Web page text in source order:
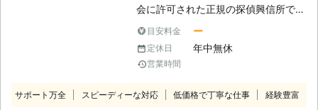
連絡ください。
でのご相談が難しい方は、インターネ
ットからでも対応しておりますので、
い。疑問点や要望などにスタッフがお
応えさせていただきます。 なお現地
り後のキャンセルも無料ですので、お
会に許可された正規の探偵興信所で
トワーク、問題が解決するまでの完全
なサポート体制を確立しており、初め
てご利用される方にも安心していただ
のことがあるのなら、一人で抱え込ま
目安料金 ー
定休日 年中無休
営業時間
サポート万全 スピーディーな対応 低価格で丁寧な仕事 経験豊富